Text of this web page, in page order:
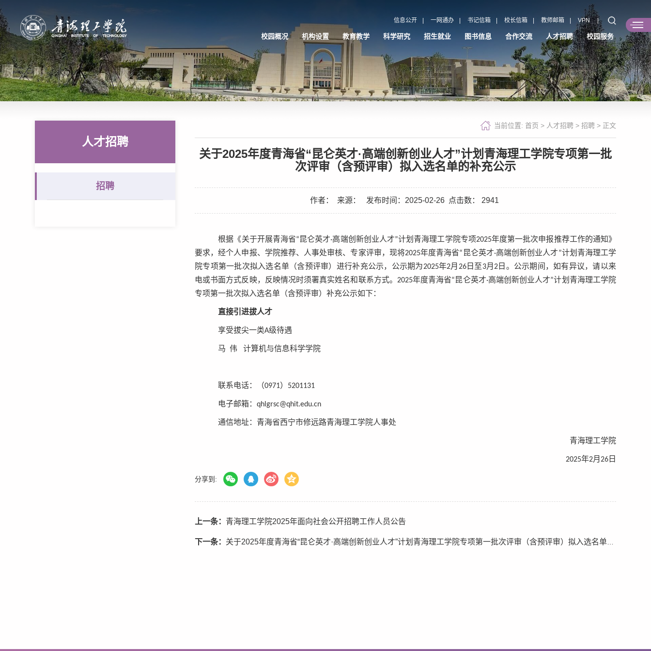
信息公开 一网通办 书记信箱 校长信箱 教师邮箱 VPN |
校园概况 机构设置 教育教学 科学研究 招生就业 图书信息 合作交流 人才招聘 校园服务
人才招聘
招聘
当前位置: 首页 > 人才招聘 > 招聘 > 正文
关于2025年度青海省“昆仑英才·高端创新创业人才”计划青海理工学院专项第一批
次评审（含预评审）拟入选名单的补充公示
作者： 来源： 发布时间：2025-02-26 点击数： 2941
根据《关于开展青海省“昆仑英才·高端创新创业人才”计划 青海理工学院专项2025年度第一批次申报推荐工作的通知》
要求，经个人申报、学院推荐、人事处审核、 专家评审，现将2025年度青海省“昆仑英才·高端创新创业人才”计划 青海理工学
院专项第一批次拟入选名单（含预评审）进行补充公示， 公示期为2025年2月 26日至3月2 日。公示期间，如有异议，请以来
电或书面方式反映，反映情况时须署真实姓名和联系方式。 2025年度青海省“昆仑英才·高端创新创业人才”计划青海理工学院
专项第一批次拟入选名单 （含预评审）补充公示如下：
直接引进拔人才
享受拔尖一类A级待遇
马 伟 计算机与信息科学学院
联系电话：（0971） 5201131
电子邮箱： qhlgrsc@qhit.edu.cn
通信地址：青海省西宁市修远路青海理工学院人事处
青海理工学院
2025年2月 26 日
分享到:
上一条： 青海理工学院2025年面向社会公开招聘工作人员公告
下一条： 关于2025年度青海省“昆仑英才·高端创新创业人才”计划青海理工学院专项第一批次评审（含预评审）拟入选名单的公示